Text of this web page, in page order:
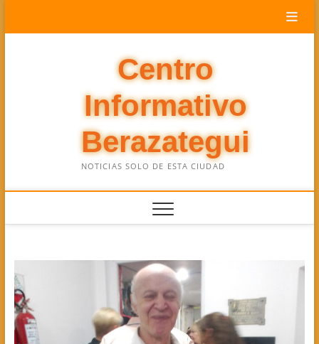
Centro
Informativo
Berazategui
NOTICIAS SOLO DE ESTA CIUDAD